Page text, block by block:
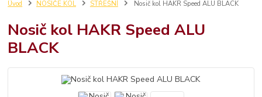
Úvod NOSIČE KOL STŘEŠNÍ Nosič kol HAKR Speed ALU BLACK
Nosič kol HAKR Speed ALU
BLACK